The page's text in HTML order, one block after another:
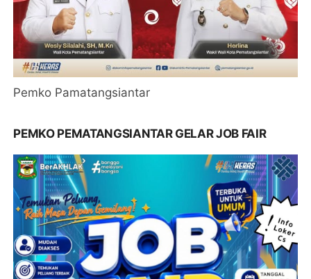
Pemko Pamatangsiantar
PEMKO PEMATANGSIANTAR GELAR JOB FAIR